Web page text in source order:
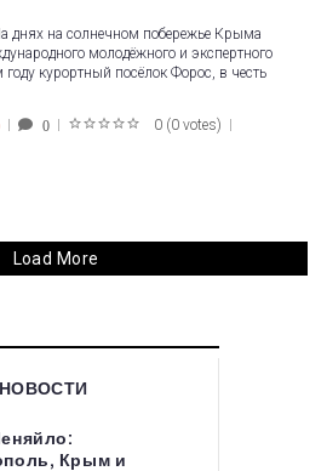
днях на солнечном побережье Крыма
молодёжного и экспертного
курортный посёлок Форос, в честь
0 0 (0 votes)
Load More
Крым и